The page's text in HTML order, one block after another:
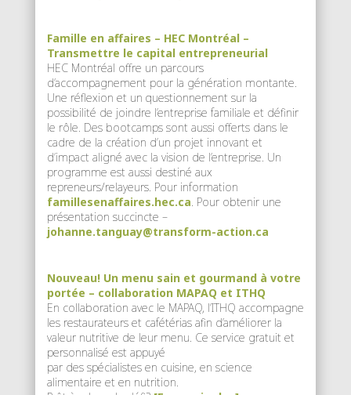
Famille en affaires – HEC Montréal –
Transmettre le capital entrepreneurial
HEC Montréal offre un parcours
d’accompagnement pour la génération montante.
Une réflexion et un questionnement sur la
possibilité de joindre l’entreprise familiale et définir
le rôle. Des bootcamps sont aussi offerts dans le
cadre de la création d’un projet innovant et
d’impact aligné avec la vision de l’entreprise. Un
programme est aussi destiné aux
repreneurs/relayeurs. Pour information
famillesenaffaires.hec.ca. Pour obtenir une
présentation succincte –
johanne.tanguay@transform-action.ca
Nouveau! Un menu sain et gourmand à votre
portée – collaboration MAPAQ et ITHQ
En collaboration avec le MAPAQ, l’ITHQ accompagne
les restaurateurs et cafétérias afin d’améliorer la
valeur nutritive de leur menu. Ce service gratuit et
personnalisé est appuyé
par des spécialistes en cuisine, en science
alimentaire et en nutrition.